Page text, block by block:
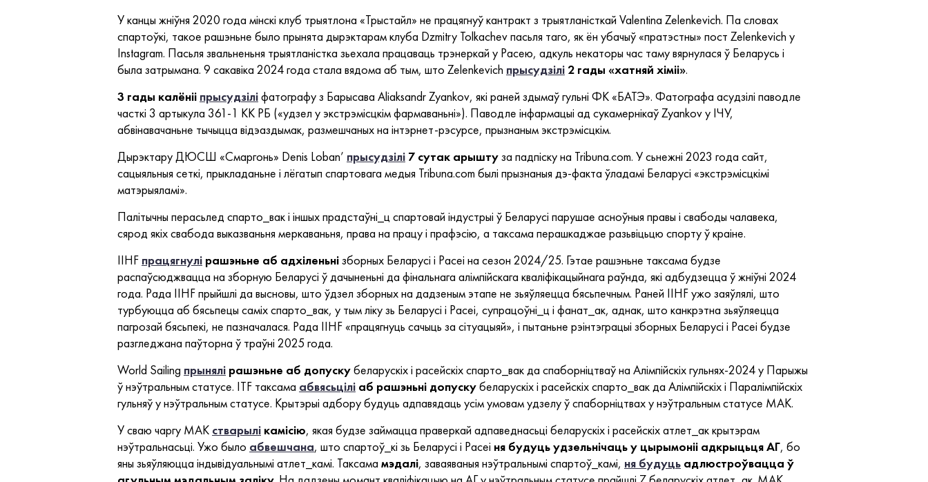
У канцы жніўня 2020 года мінскі клуб трыятлона «Трыстайл» не працягнуў кантракт з трыятланісткай Valentina Zelenkevich. Па словах
спартоўкі, такое рашэньне было прынята дырэктарам клуба Dzmitry Tolkachev пасьля таго, як ён убачыў «пратэстны» пост Zelenkevich у
Instagram. Пасьля звальненьня трыятланістка зьехала працаваць трэнеркай у Расею, адкуль некаторы час таму вярнулася ў Беларусь і
была затрымана. 9 сакавіка 2024 года стала вядома аб тым, што Zelenkevich прысудзілі 2 гады «хатняй хіміі».
3 гады калёніі прысудзіліфатографу з Барысава Aliaksandr Zyankov, які раней здымаў гульні ФК «БАТЭ». Фатографа асудзілі паводле
часткі 3 артыкула 361-1 КК РБ («удзел у экстрэмісцкім фармаваньні»). Паводле інфармацыі ад сукамернікаў Zyankov у ІЧУ,
абвінавачаньне тычыцца відэаздымак, размешчаных на інтэрнет-рэсурсе, прызнаным экстрэмісцкім.
Дырэктару ДЮСШ «Смаргонь» Denis Loban’ прысудзілі 7 сутак арыштуза падпіску на Tribuna.com. У сьнежні 2023 года сайт,
сацыяльныя сеткі, прыкладаньне і лёгатып спартовага медыя Tribuna.com былі прызнаныя дэ-факта ўладамі Беларусі «экстрэмісцкімі
матэрыяламі».
Палітычны перасьлед спарто_вак і іншых прадстаўні_ц спартовай індустрыі ў Беларусі парушае асноўныя правы і свабоды чалавека,
сярод якіх свабода выказваньня меркаваньня, права на працу і прафэсію, а таксама перашкаджае разьвіцьцю спорту ў краіне.
IIHF працягнулі рашэньне аб адхіленьнізборных Беларусі і Расеі на сезон 2024/25. Гэтае рашэньне таксама будзе
распаўсюджвацца на зборную Беларусі ў дачыненьні да фінальнага алімпійскага кваліфікацыйнага раўнда, які адбудзецца ў жніўні 2024
года. Рада IIHF прыйшлі да высновы, што ўдзел зборных на дадзеным этапе не зьяўляецца бясьпечным. Раней IIHF ужо заяўлялі, што
турбуюцца аб бясьпецы саміх спарто_вак, у тым ліку зь Беларусі і Расеі, супрацоўні_ц і фанат_ак, аднак, што канкрэтна зьяўляецца
пагрозай бясьпекі, не пазначалася. Рада IIHF «працягнуць сачыць за сітуацыяй», і пытаньне рэінтэграцыі зборных Беларусі і Расеі будзе
разгледжана паўторна ў траўні 2025 года.
World Sailing прынялі рашэньне аб допускубеларускіх і расейскіх спарто_вак да спаборніцтваў на Алімпійскіх гульнях-2024 у Парыжы
ў нэўтральным статусе. ITF таксама абвясьцілі аб рашэньні допускубеларускіх і расейскіх спарто_вак да Алімпійскіх і Паралімпійскіх
гульняў у нэўтральным статусе. Крытэрыі адбору будуць адпавядаць усім умовам удзелу ў спаборніцтвах у нэўтральным статусе МАК.
У сваю чаргу МАК стварылі камісію, якая будзе займацца праверкай адпаведнасьці беларускіх і расейскіх атлет_ак крытэрам
нэўтральнасьці. Ужо было абвешчана, што спартоў_кі зь Беларусі і Расеі ня будуць удзельнічаць у цырымоніі адкрыцьця АГ, бо
яны зьяўляюцца індывідуальнымі атлет_камі. Таксама мэдалі, заваяваныя нэўтральнымі спартоў_камі, ня будуць адлюстроўвацца ў